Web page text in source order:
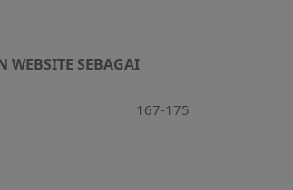
WEBSITE SEBAGAI
167-175